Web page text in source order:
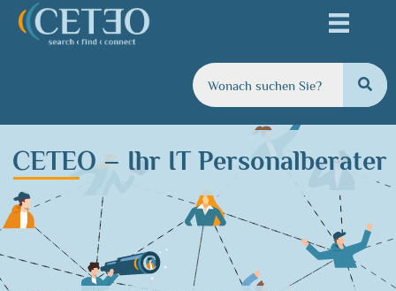
CETEO – Ihr IT Personalberater